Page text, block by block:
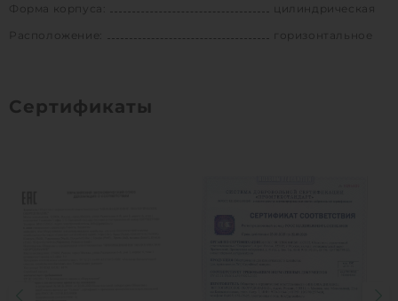
Форма корпуса:
цилиндрическая
Расположение:
горизонтальное
Сертификаты